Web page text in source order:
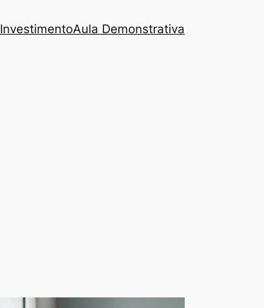
InvestimentoAula Demonstrativa